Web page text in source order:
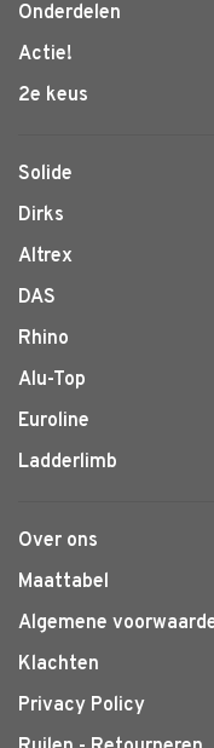
Onderdelen
Actie!
2e keus
Solide
Dirks
Altrex
DAS
Rhino
Alu-Top
Euroline
Ladderlimb
Over ons
Maattabel
Algemene
Klachten
Privacy Policy